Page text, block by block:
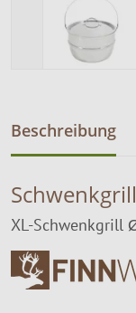
Beschreibung
XL-Schwenkgrill